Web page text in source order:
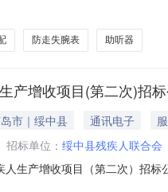
矫形康复辅具有限公司供应商
防走失腕表 助听器
产增收项目(第二次)招
市｜绥中县 通讯电子
招标单位： 绥中县残疾人联合会
人生产增收项目（第二次）招